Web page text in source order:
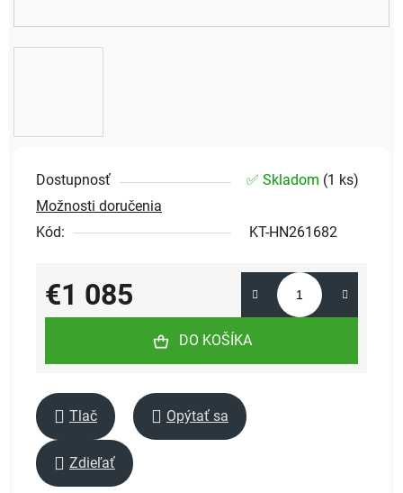
Dostupnosť ✅ Skladom (1 ks)
Možnosti doručenia
Kód:
KT-HN261682
€1 085
Jednotková cena:
DO KOŠÍKA
Tlač Opýtať sa
Zdieľať